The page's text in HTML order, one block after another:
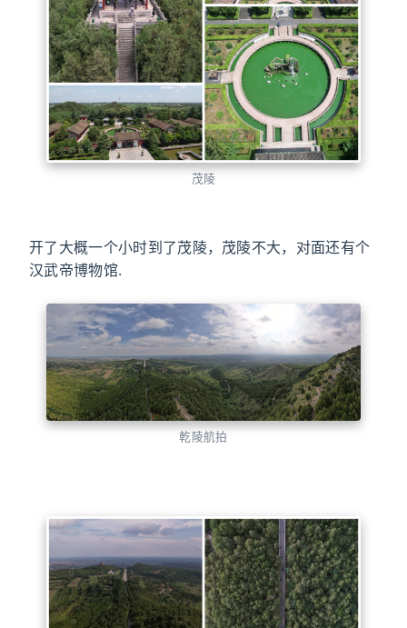
茂陵
开了大概一个小时到了茂陵，茂陵不大，对面还有个
汉武帝博物馆.
乾陵航拍